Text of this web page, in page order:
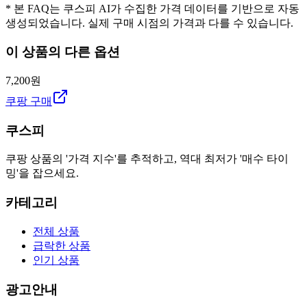
* 본 FAQ는 쿠스피 AI가 수집한 가격 데이터를 기반으로 자동
생성되었습니다. 실제 구매 시점의 가격과 다를 수 있습니다.
이 상품의 다른 옵션
7,200원
쿠팡 구매
쿠스피
쿠팡 상품의 '가격 지수'를 추적하고, 역대 최저가 '매수 타이
밍'을 잡으세요.
카테고리
전체 상품
급락한 상품
인기 상품
광고안내